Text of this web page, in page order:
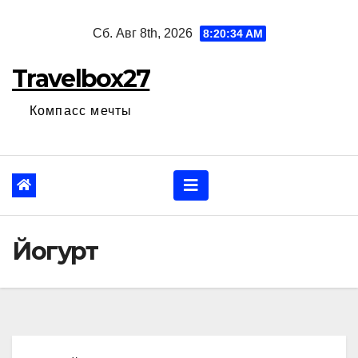
Сб. Авг 8th, 2026 8:20:35 AM
Travelbox27
Компасс мечты
Йогурт